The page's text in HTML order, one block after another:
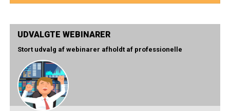
UDVALGTE WEBINARER
Stort udvalg af webinarer afholdt af professionelle